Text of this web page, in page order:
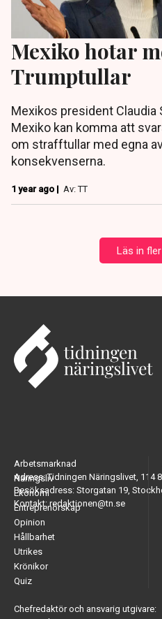
Mexiko hotar
Trumptullar
Mexikos president Claudia
Mexiko kan komma att
om strafftullar med egna
konsekvenserna.
1 year ago | Av: TT
Läs in
Adress: Tidningen Näringslivet, 114
Besöksadress: Storgatan 19,
Kontakt: redaktionen@tn.se
Arbetsmarknad
Näringsliv
Ekonomi
Entreprenörskap
Opinion
Hållbarhet
Utrikes
Krönikor
Quiz
Chefredaktör och ansvarig utgivare: